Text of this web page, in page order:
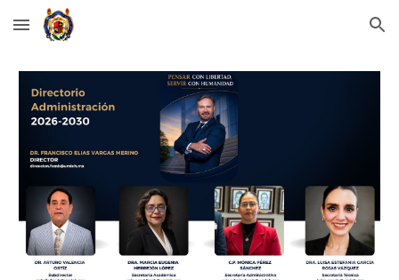
Skip to main content Skip to navigation